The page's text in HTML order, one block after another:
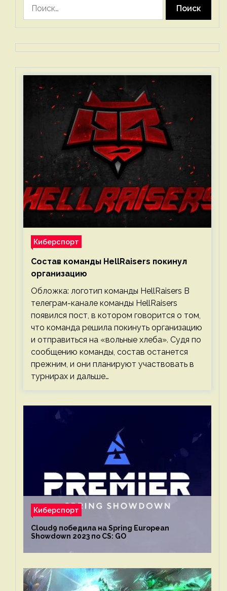
Киберспорт
Состав команды HellRaisers покинул
организацию
Обложка: логотип команды HellRaisers В
телеграм-канале команды HellRaisers
появился пост, в котором говорится о том,
что команда решила покинуть организацию
и отправиться на «вольные хлеба». Судя по
сообщению команды, состав останется
прежним, и они планируют участвовать в
турнирах и дальше…
Киберспорт
Cloud9 победила на Spring European
Showdown 2023 по CS: GO